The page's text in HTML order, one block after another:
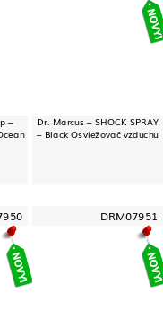
–
Dr. Marcus – SHOCK SPRAY
– Black Osviežovač vzduchu
DRM07951